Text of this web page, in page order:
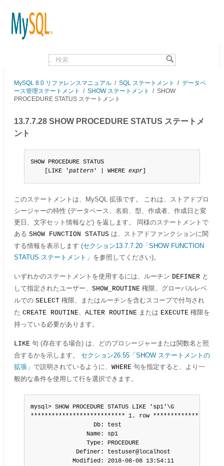
MySQL 8.0 リファレンスマニュアル / SQL ステートメント / データベ
ース管理ステートメント
/ SHOW ステートメント / SHOW
PROCEDURE STATUS ステートメント
13.7.7.28 SHOW PROCEDURE STATUS ステートメ
ント
SHOW PROCEDURE STATUS
    [LIKE '
pattern ' | WHERE expr
このステートメントは、MySQL 拡張です。 これは、ストアドプロ
シージャーの特性 (データベース、名前、型、作成者、作成日と変
更日、文字セット情報など) を返します。 同様のステートメントで
ある SHOW FUNCTION STATUS は、ストアドファンクションに関
する情報を表示します (セクション13.7.7.20「SHOW FUNCTION
STATUS ステートメント」 を参照してください)。
いずれかのステートメントを使用するには、ルーチン DEFINER と
して指定されたユーザー、 SHOW_ROUTINE 権限、グローバルレベ
ルでの SELECT 権限、またはルーチンを含むスコープで付与され
た CREATE ROUTINE、 ALTER ROUTINE または EXECUTE 権限を
持っている必要があります。
LIKE 句 (存在する場合) は、どのプロシージャーまたは関数名と照
合するかを示します。 セクション26.55「SHOW ステートメントの
拡張」 で説明されているように、 WHERE 句を指定すると、より一
般的な条件を使用して行を選択できます。
mysql> SHOW PROCEDURE STATUS LIKE 'sp1'\G
*************************** 1. row
                  Db: test
                Name: sp1
                Type: PROCEDURE
             Definer: testuser@localhost
            Modified: 2018-08-08 13:54:11